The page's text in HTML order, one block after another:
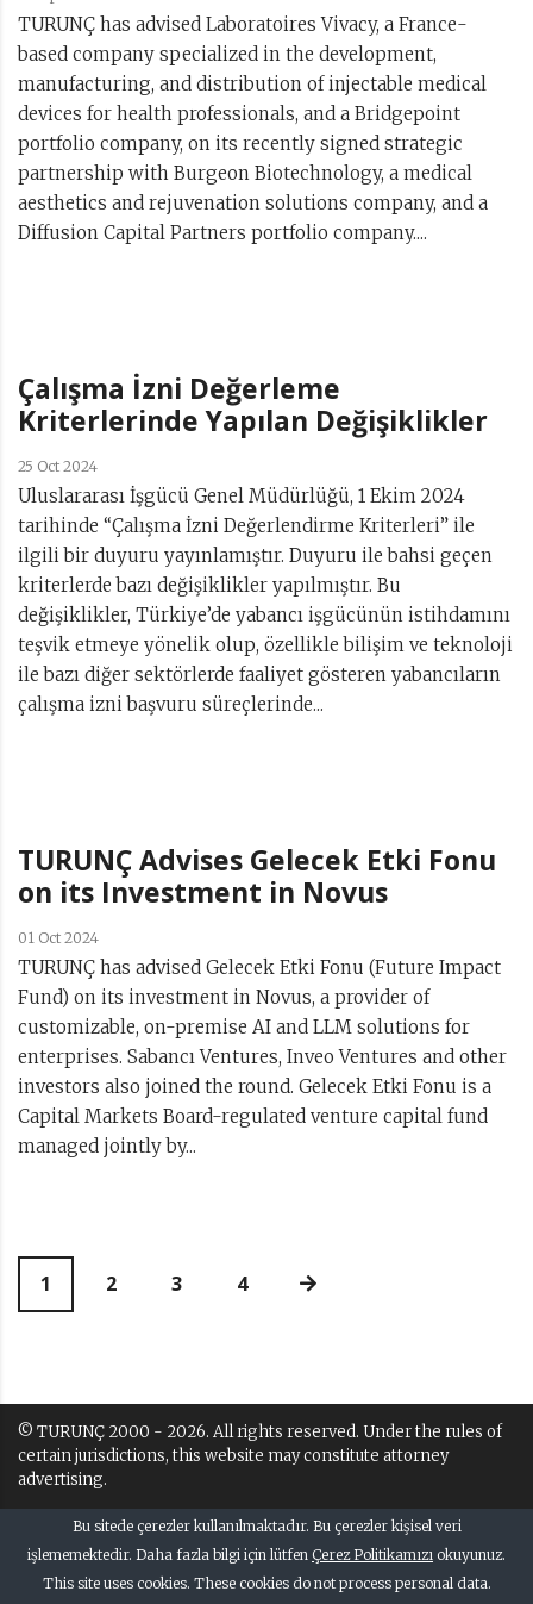
TURUNÇ has advised Laboratoires Vivacy, a France-
based company specialized in the development,
manufacturing, and distribution of injectable medical
devices for health professionals, and a Bridgepoint
portfolio company, on its recently signed strategic
partnership with Burgeon Biotechnology, a medical
aesthetics and rejuvenation solutions company, and a
Diffusion Capital Partners portfolio company....
Çalışma İzni Değerleme
Kriterlerinde Yapılan Değişiklikler
25 Oct 2024
Uluslararası İşgücü Genel Müdürlüğü, 1 Ekim 2024
tarihinde “Çalışma İzni Değerlendirme Kriterleri” ile
ilgili bir duyuru yayınlamıştır. Duyuru ile bahsi geçen
kriterlerde bazı değişiklikler yapılmıştır. Bu
değişiklikler, Türkiye’de yabancı işgücünün istihdamını
teşvik etmeye yönelik olup, özellikle bilişim ve teknoloji
ile bazı diğer sektörlerde faaliyet gösteren yabancıların
çalışma izni başvuru süreçlerinde...
TURUNÇ Advises Gelecek Etki Fonu
on its Investment in Novus
01 Oct 2024
TURUNÇ has advised Gelecek Etki Fonu (Future Impact
Fund) on its investment in Novus, a provider of
customizable, on-premise AI and LLM solutions for
enterprises. Sabancı Ventures, Inveo Ventures and other
investors also joined the round. Gelecek Etki Fonu is a
Capital Markets Board-regulated venture capital fund
managed jointly by...
1 2 3 4
© TURUNÇ 2000 - 2026. All rights reserved. Under the rules of
certain jurisdictions, this website may constitute attorney
advertising.
Terms of Use and Disclaimer
Kullanım Kuralları ve Uyarı
Bu sitede çerezler kullanılmaktadır. Bu çerezler kişisel veri
işlememektedir. Daha fazla bilgi için lütfen Çerez Politikamızı okuyunuz.
This site uses cookies. These cookies do not process personal data.